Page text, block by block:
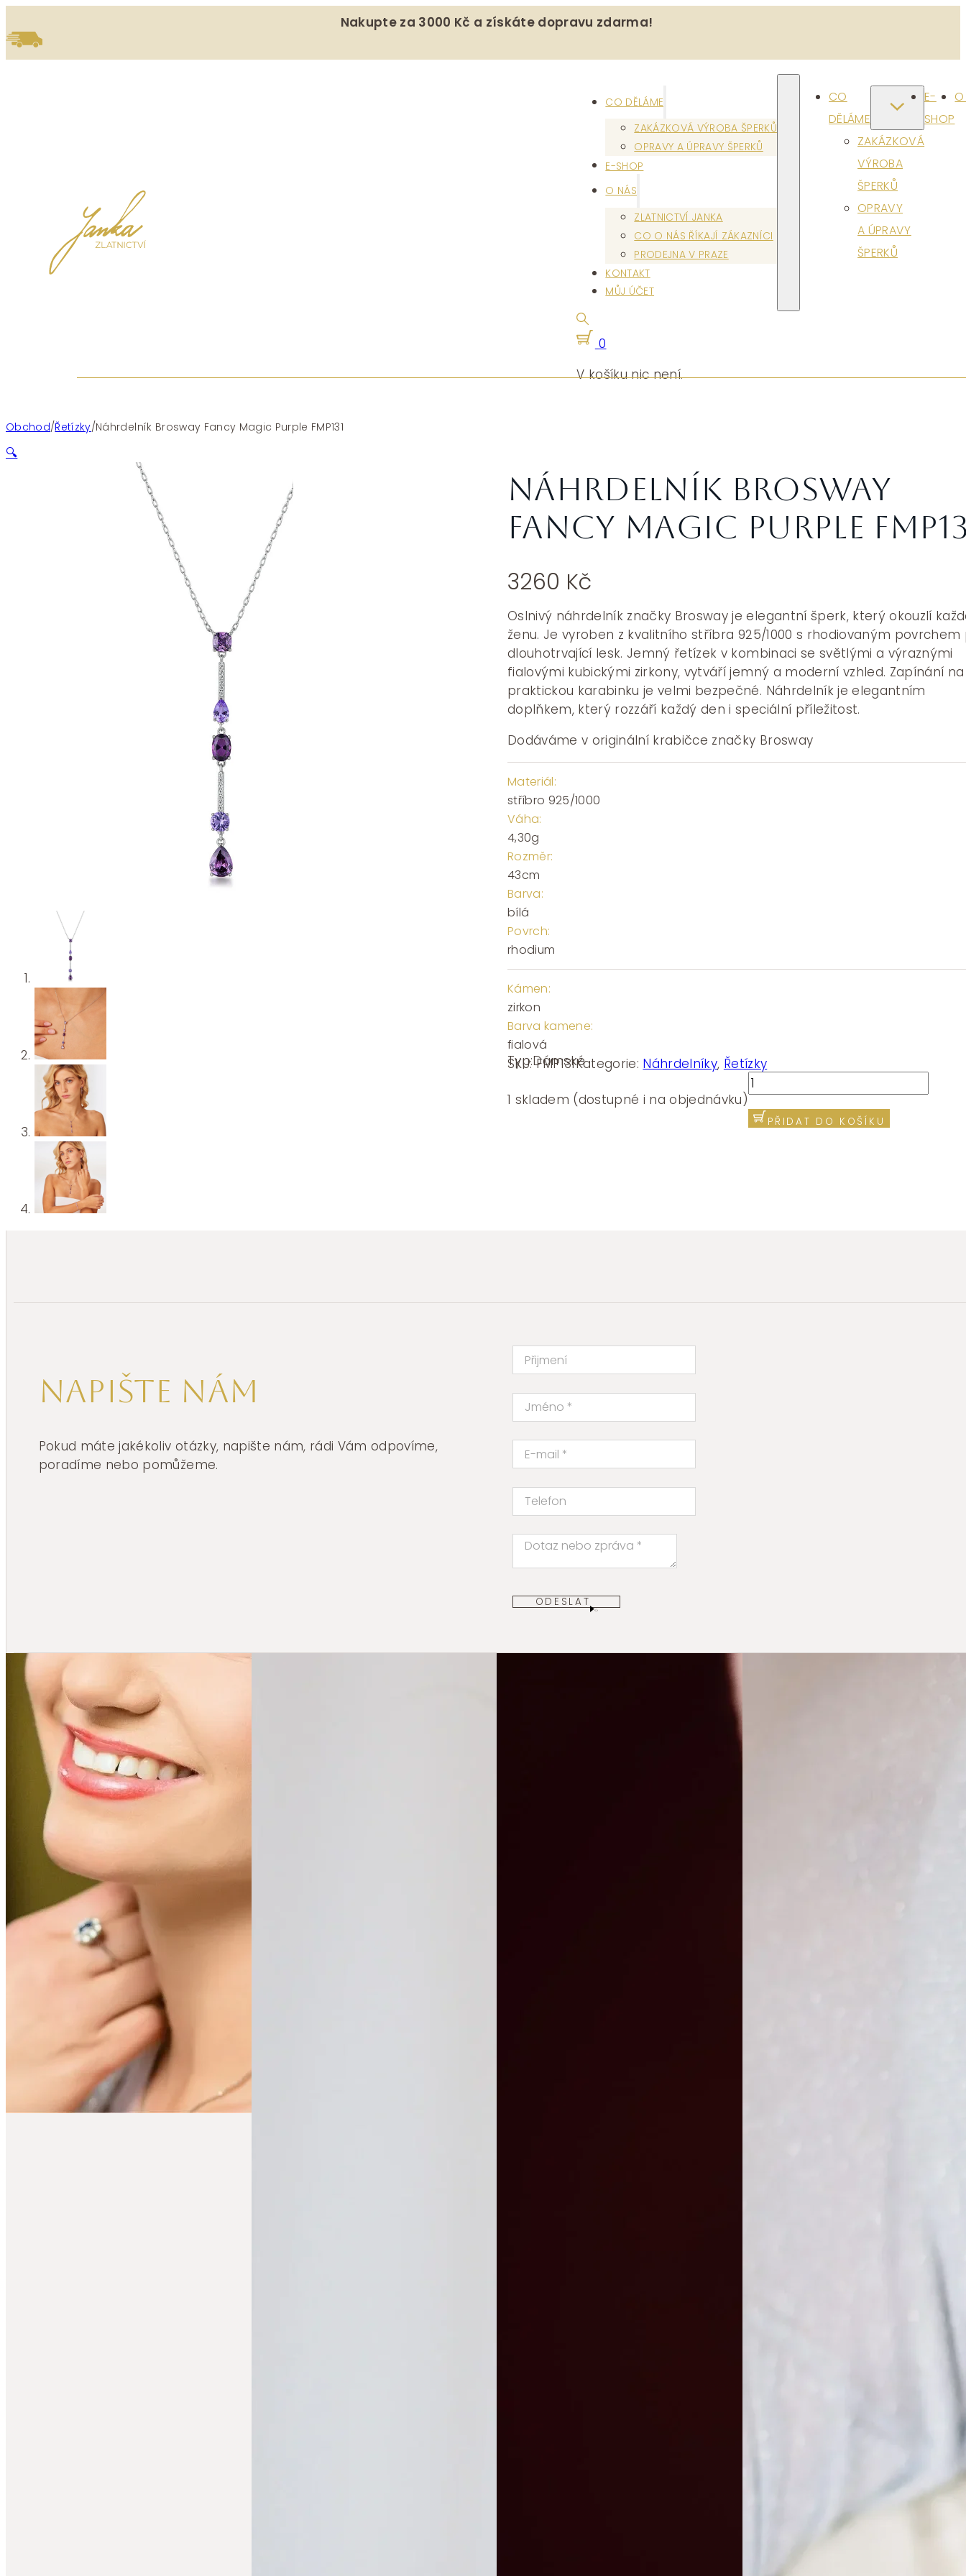
Nakupte za 3000 Kč a získáte dopravu zdarma!
CO DĚLÁME
ZAKÁZKOVÁ VÝROBA ŠPERKŮ
OPRAVY A ÚPRAVY ŠPERKŮ
E-SHOP
O NÁS
ZLATNICTVÍ JANKA
CO O NÁS ŘÍKAJÍ ZÁKAZNÍCI
PRODEJNA V PRAZE
KONTAKT
MŮJ ÚČET
CO
DĚLÁME
ZAKÁZKOVÁ
VÝROBA
ŠPERKŮ
OPRAVY
A ÚPRAVY
ŠPERKŮ
E-
SHOP
0
V košíku nic není.
Obchod/Řetízky/Náhrdelník Brosway Fancy Magic Purple FMP131
🔍
Náhrdelník Brosway
Fancy Magic Purple
3260 Kč
Oslnivý náhrdelník značky Brosway je elegantní šperk, který okouzlí
ženu. Je vyroben z kvalitního stříbra 925/1000 s rhodiovaným povrchem
dlouhotrvající lesk. Jemný řetízek v kombinaci se světlými a výraznými
fialovými kubickými zirkony, vytváří jemný a moderní vzhled. Zapínání na
praktickou karabinku je velmi bezpečné. Náhrdelník je elegantním
doplňkem, který rozzáří každý den i speciální příležitost.
Dodáváme v originální krabičce značky Brosway
Materiál:
stříbro 925/1000
Váha:
4,30g
Rozměr:
43cm
Barva:
bílá
Povrch:
rhodium
Kámen:
zirkon
Barva kamene:
fialová
SKU:FMP131Kategorie: Náhrdelníky, Řetízky
Typ:Dámské
1 skladem (dostupné i na objednávku)
Náhrdelník
Brosway
FancyPŘIDAT DO KOŠÍKU
Napište nám
Pokud máte jakékoliv otázky, napište nám, rádi Vám odpovíme,
poradíme nebo pomůžeme.
ODESLAT